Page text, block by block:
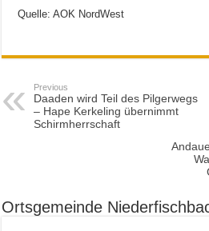
Quelle: AOK NordWest
Previous
Daaden wird Teil des Pilgerwegs
– Hape Kerkeling übernimmt
Schirmherrschaft
Ortsgemeinde